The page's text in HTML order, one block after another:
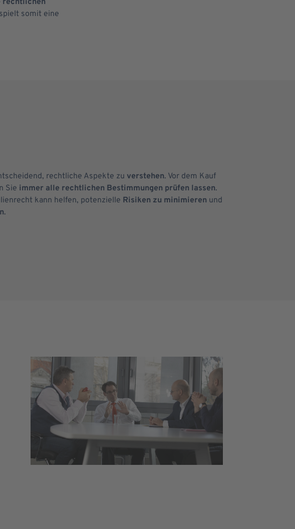
rechtlichen
somit eine
rechtliche Aspekte zu verstehen. Vor dem Kauf
Sie immer alle rechtlichen Bestimmungen prüfen lassen.
kann helfen, potenzielle Risiken zu minimieren und
.